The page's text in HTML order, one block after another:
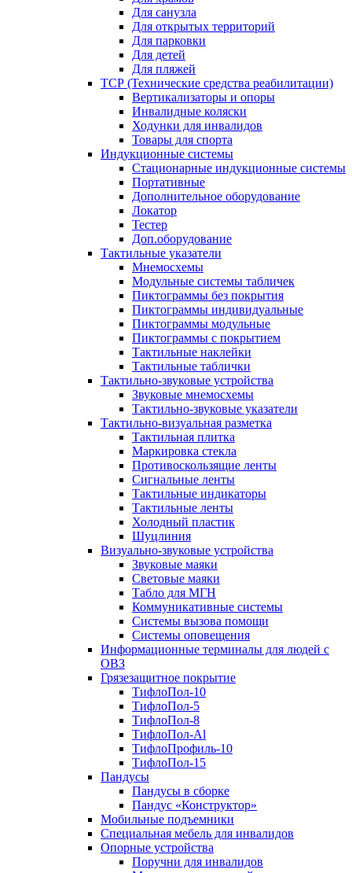
Для санузла
Для открытых территорий
Для парковки
Для детей
Для пляжей
ТСР (Технические средства реабилитации)
Вертикализаторы и опоры
Инвалидные коляски
Ходунки для инвалидов
Товары для спорта
Индукционные системы
Стационарные индукционные системы
Портативные
Дополнительное оборудование
Локатор
Тестер
Доп.оборудование
Тактильные указатели
Мнемосхемы
Модульные системы табличек
Пиктограммы без покрытия
Пиктограммы индивидуальные
Пиктограммы модульные
Пиктограммы с покрытием
Тактильные наклейки
Тактильные таблички
Тактильно-звуковые устройства
Звуковые мнемосхемы
Тактильно-звуковые указатели
Тактильно-визуальная разметка
Тактильная плитка
Маркировка стекла
Противоскользящие ленты
Сигнальные ленты
Тактильные индикаторы
Тактильные ленты
Холодный пластик
Шуцлиния
Визуально-звуковые устройства
Звуковые маяки
Световые маяки
Табло для МГН
Коммуникативные системы
Системы вызова помощи
Системы оповещения
Информационные терминалы для людей с
ОВЗ
Грязезащитное покрытие
ТифлоПол-10
ТифлоПол-5
ТифлоПол-8
ТифлоПол-Al
ТифлоПрофиль-10
ТифлоПол-15
Пандусы
Пандусы в сборке
Пандус «Конструктор»
Мобильные подъемники
Специальная мебель для инвалидов
Опорные устройства
Поручни для инвалидов